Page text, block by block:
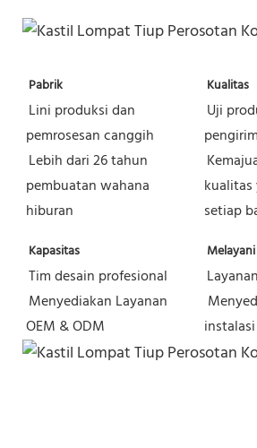
Pabrik
Lini produksi dan
pemrosesan canggih
Lebih dari 26 tahun
pembuatan wahana
hiburan
Kualitas
Uji
setiap
Kapasitas
Tim desain profesional
Menyediakan Layanan
OEM & ODM
Melayani